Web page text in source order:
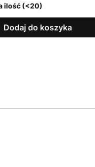
ilość (<20)
Dodaj do koszyka